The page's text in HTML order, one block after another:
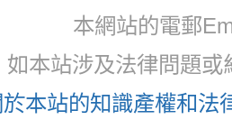
本網站的電郵
如本站涉及法律問題
於本站的知識產權和法